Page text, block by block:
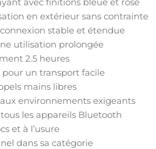
en extérieur sans contrainte
stable et étendue
utilisation prolongée
2.5 heures
un transport facile
mains libres
environnements exigeants
les appareils Bluetooth
et à l’usure
dans sa catégorie